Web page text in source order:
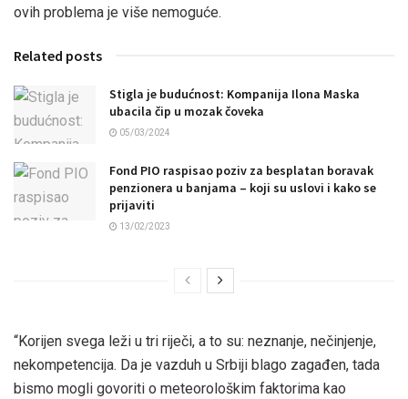
ovih problema je više nemoguće.
Related posts
Stigla je budućnost: Kompanija Ilona Maska
ubacila čip u mozak čoveka
05/03/2024
Fond PIO raspisao poziv za besplatan boravak
penzionera u banjama – koji su uslovi i kako se
prijaviti
13/02/2023
“Korijen svega leži u tri riječi, a to su: neznanje, nečinjenje,
nekompetencija. Da je vazduh u Srbiji blago zagađen, tada
bismo mogli govoriti o meteorološkim faktorima kao